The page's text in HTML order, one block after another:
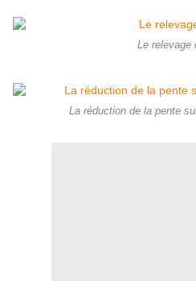
Le relevage
La réduction de la pente